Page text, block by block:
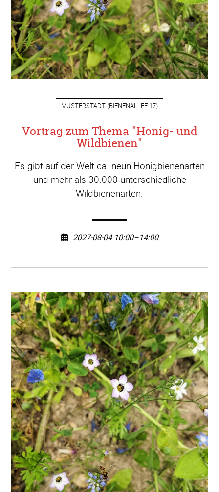
MUSTERSTADT (BIENENALLEE 17)
Vortrag zum Thema "Honig- und
Wildbienen"
Es gibt auf der Welt ca. neun Honigbienenarten
und mehr als 30.000 unterschiedliche
Wildbienenarten.
2027-08-04 10:00–14:00